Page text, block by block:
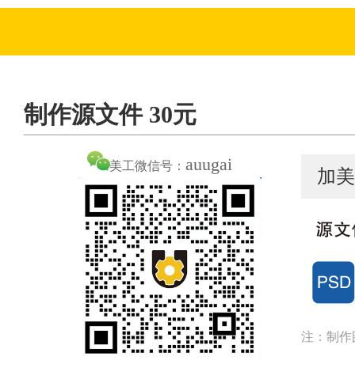
制作源文件 30元
美工微信号： auugai
加
注：制作